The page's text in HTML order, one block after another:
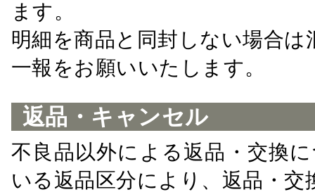
ます。
明細を商品と同封しない場合
一報をお願いいたします。
返品・キャンセル
不良品以外による返品・交換
いる返品区分により、返品・